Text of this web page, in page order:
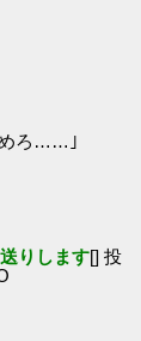
めろ……｣
りします[] 投